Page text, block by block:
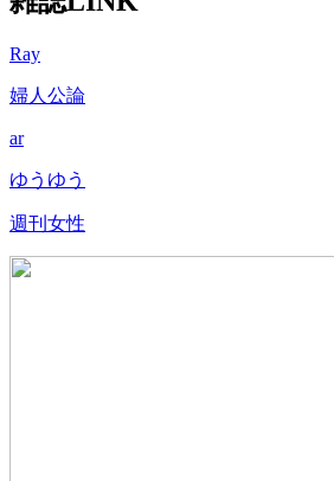
Ray
婦人公論
ar
ゆうゆう
週刊女性